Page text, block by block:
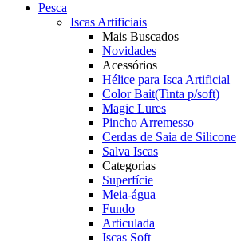
Pesca
Iscas Artificiais
Mais Buscados
Novidades
Acessórios
Hélice para Isca Artificial
Color Bait(Tinta p/soft)
Magic Lures
Pincho Arremesso
Cerdas de Saia de Silicone
Salva Iscas
Categorias
Superfície
Meia-água
Fundo
Articulada
Iscas Soft